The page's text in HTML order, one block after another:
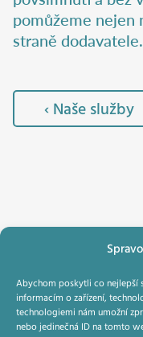
Abychom poskytli co nejlepší
informacím o zařízení,
technologiemi nám umožní
nebo jedinečná ID na tomto
pomůžeme nejen
straně dodavatele.
‹ Naše služby
© 2014–2021